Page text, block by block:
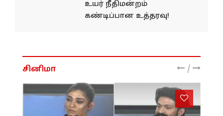
உயர் நீதிமன்றம்
கண்டிப்பான உத்தரவு!
சினிமா /